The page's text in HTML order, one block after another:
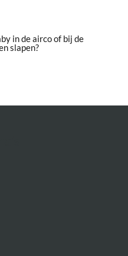
in de airco of bij de
slapen?